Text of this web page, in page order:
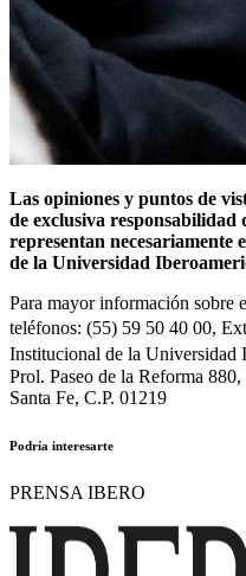
Las opiniones y puntos de
de exclusiva responsabilidad
representan necesariamente
de la Universidad
Para mayor información sobre
teléfonos: (55) 59 50 40 00,
Institucional de la Universidad
Prol. Paseo de la Reforma
Santa Fe, C.P. 01219
Podría interesarte
PRENSA IBERO